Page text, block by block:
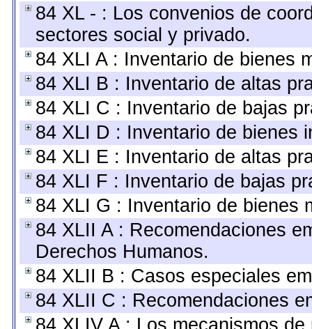
84 XL - : Los convenios de
sectores social y privado.
84 XLI A : Inventario de bienes
84 XLI B : Inventario de altas
84 XLI C : Inventario de bajas
84 XLI D : Inventario de bienes
84 XLI E : Inventario de altas
84 XLI F : Inventario de bajas
84 XLI G : Inventario de bienes
84 XLII A : Recomendaciones
Derechos Humanos.
84 XLII B : Casos especiales
84 XLII C : Recomendaciones
84 XLIV A : Los mecanismos